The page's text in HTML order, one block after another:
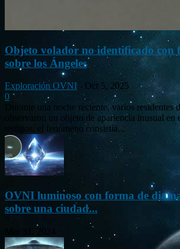
Objeto volador no identificado con
sobre los Ángeles
Exploración OVNI - Oct 5, 2025
0
Durante una noche reciente, varios residentes
observaron un objeto de apariencia inusual
testigos, el fenómeno consistía...
OVNI luminoso con forma de
sobre una ciudad...